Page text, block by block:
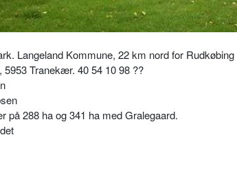
Langeland Kommune, 22 km nord for Rudkøbing
5953 Tranekær. 40 54 10 98 ??
på 288 ha og 341 ha med Gralegaard.